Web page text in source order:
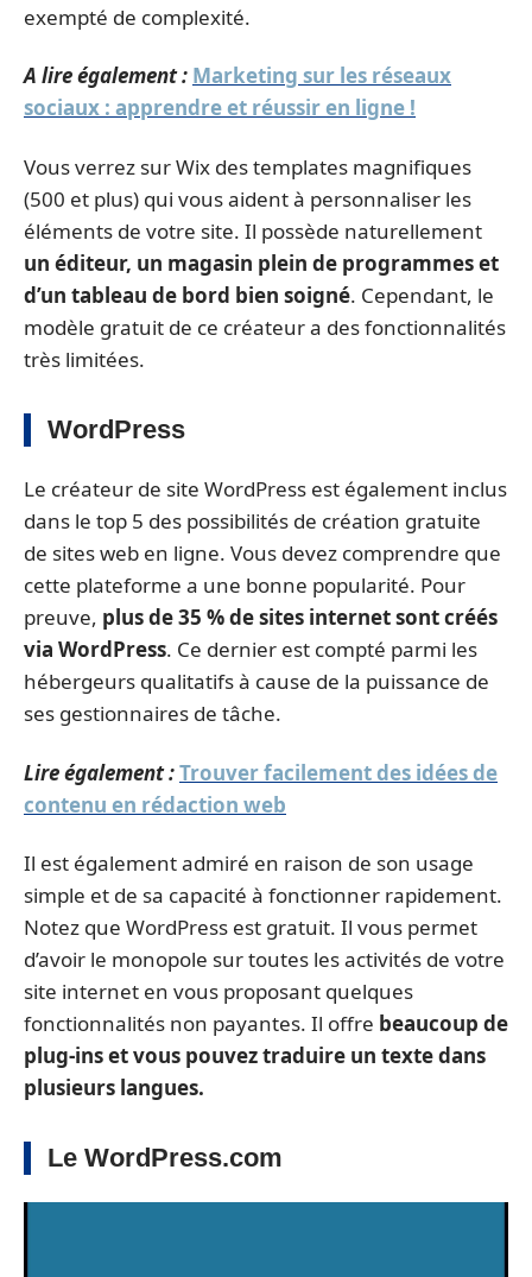
exempté de complexité.
A lire également : Marketing sur les réseaux
sociaux : apprendre et réussir en ligne !
Vous verrez sur Wix des templates magnifiques
(500 et plus) qui vous aident à personnaliser les
éléments de votre site. Il possède naturellement
un éditeur, un magasin plein de programmes et
d’un tableau de bord bien soigné. Cependant, le
modèle gratuit de ce créateur a des fonctionnalités
très limitées.
WordPress
Le créateur de site WordPress est également inclus
dans le top 5 des possibilités de création gratuite
de sites web en ligne. Vous devez comprendre que
cette plateforme a une bonne popularité. Pour
preuve, plus de 35 % de sites internet sont créés
via WordPress. Ce dernier est compté parmi les
hébergeurs qualitatifs à cause de la puissance de
ses gestionnaires de tâche.
Lire également :Trouver facilement des idées de
contenu en rédaction web
Il est également admiré en raison de son usage
simple et de sa capacité à fonctionner rapidement.
Notez que WordPress est gratuit. Il vous permet
d’avoir le monopole sur toutes les activités de votre
site internet en vous proposant quelques
fonctionnalités non payantes. Il offre beaucoup de
plug-ins et vous pouvez traduire un texte dans
plusieurs langues.
Le WordPress.com